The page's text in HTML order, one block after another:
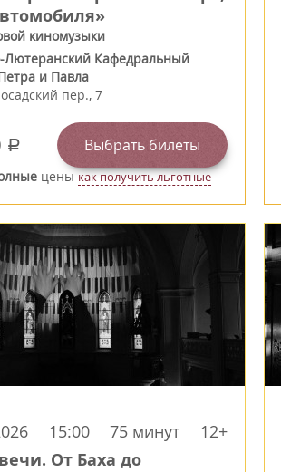
киномузыки
Лютеранский Кафедральный
и Павла
пер., 7
a Выбрать билеты
ценыкак получить льготные
15:00 75 минут 12+
От Баха до